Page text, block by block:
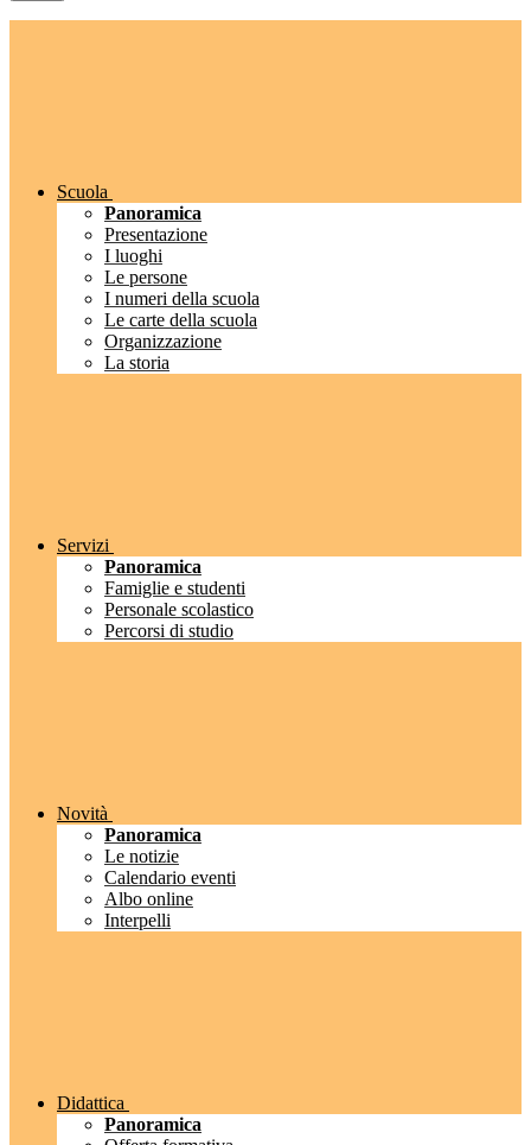
Scuola
Panoramica
Presentazione
I luoghi
Le persone
I numeri della scuola
Le carte della scuola
Organizzazione
La storia
Servizi
Panoramica
Famiglie e studenti
Personale scolastico
Percorsi di studio
Novità
Panoramica
Le notizie
Calendario eventi
Albo online
Interpelli
Didattica
Panoramica